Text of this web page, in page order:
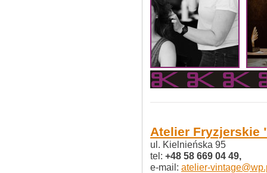
Atelier Fryzjerskie
ul. Kielnieńska 95
tel: +48 58 669 04 49,
e-mail: atelier-